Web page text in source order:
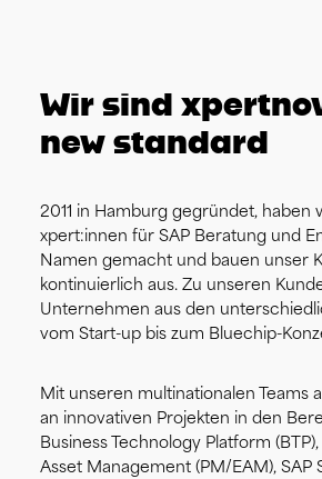
Wir sind
new standard
2011 in Hamburg gegründet, haben
xpert:innen für SAP Beratung und
Namen gemacht und bauen unser
kontinuierlich aus. Zu unseren
Unternehmen aus den
vom Start-up bis zum Bluechip-
Mit unseren multinationalen Teams
an innovativen Projekten in den
Business Technology Platform
Asset Management (PM/EAM), SAP